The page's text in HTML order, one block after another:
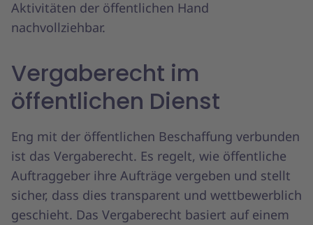
Aktivitäten der öffentlichen Hand
nachvollziehbar.
Vergaberecht im
öffentlichen Dienst
Eng mit der öffentlichen Beschaffung verbunden
ist das Vergaberecht. Es regelt, wie öffentliche
Auftraggeber ihre Aufträge vergeben und stellt
sicher, dass dies transparent und wettbewerblich
geschieht. Das Vergaberecht basiert auf einem